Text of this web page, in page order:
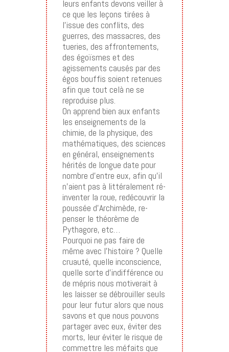
leurs enfants devons veiller à
ce que les leçons tirées à
l’issue des conflits, des
guerres, des massacres, des
tueries, des affrontements,
des égoïsmes et des
agissements causés par des
égos bouffis soient retenues
afin que tout celà ne se
reproduise plus.
On apprend bien aux enfants
les enseignements de la
chimie, de la physique, des
mathématiques, des sciences
en général, enseignements
hérités de longue date pour
nombre d’entre eux, afin qu’il
n’aient pas à littéralement ré-
inventer la roue, redécouvrir la
poussée d’Archimède, re-
penser le théorème de
Pythagore, etc…
Pourquoi ne pas faire de
même avec l’histoire ? Quelle
cruauté, quelle inconscience,
quelle sorte d’indifférence ou
de mépris nous motiverait à
les laisser se débrouiller seuls
pour leur futur alors que nous
savons et que nous pouvons
partager avec eux, éviter des
morts, leur éviter le risque de
commettre les méfaits que